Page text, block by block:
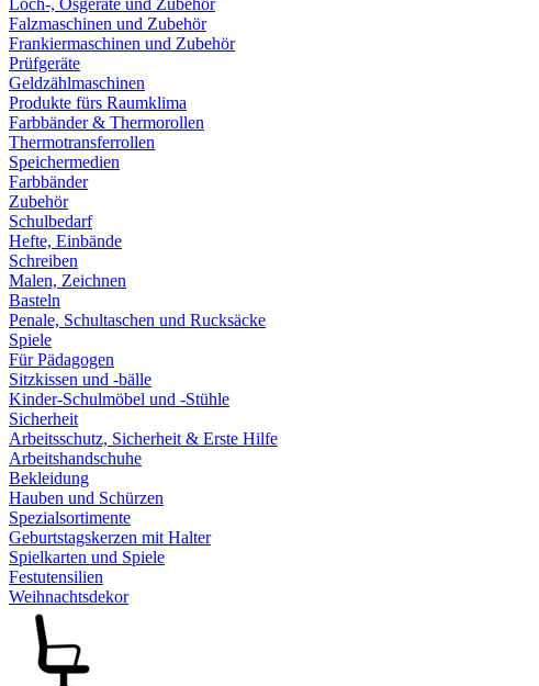
Loch-, Ösgeräte und Zubehör
Falzmaschinen und Zubehör
Frankiermaschinen und Zubehör
Prüfgeräte
Geldzählmaschinen
Produkte fürs Raumklima
Farbbänder & Thermorollen
Thermotransferrollen
Speichermedien
Farbbänder
Zubehör
Schulbedarf
Hefte, Einbände
Schreiben
Malen, Zeichnen
Basteln
Penale, Schultaschen und Rucksäcke
Spiele
Für Pädagogen
Sitzkissen und -bälle
Kinder-Schulmöbel und -Stühle
Sicherheit
Arbeitsschutz, Sicherheit & Erste Hilfe
Arbeitshandschuhe
Bekleidung
Hauben und Schürzen
Spezialsortimente
Geburtstagskerzen mit Halter
Spielkarten und Spiele
Festutensilien
Weihnachtsdekor